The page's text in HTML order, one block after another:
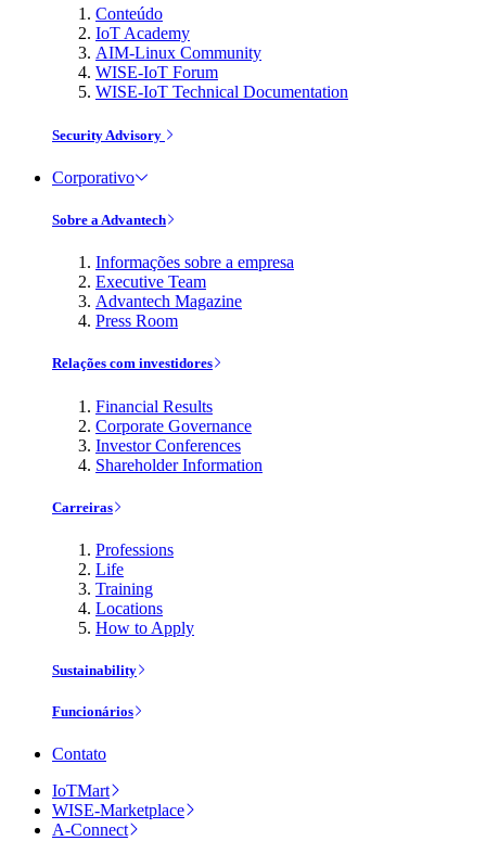
Conteúdo
IoT Academy
AIM-Linux Community
WISE-IoT Forum
WISE-IoT Technical Documentation
Security Advisory
Corporativo
Sobre a Advantech
Informações sobre a empresa
Executive Team
Advantech Magazine
Press Room
Relações com investidores
Financial Results
Corporate Governance
Investor Conferences
Shareholder Information
Carreiras
Professions
Life
Training
Locations
How to Apply
Sustainability
Funcionários
Contato
IoTMart
WISE-Marketplace
A-Connect